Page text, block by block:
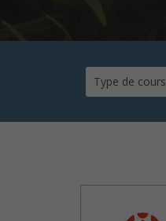
Type de cours